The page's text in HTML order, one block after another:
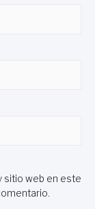
sitio web en este